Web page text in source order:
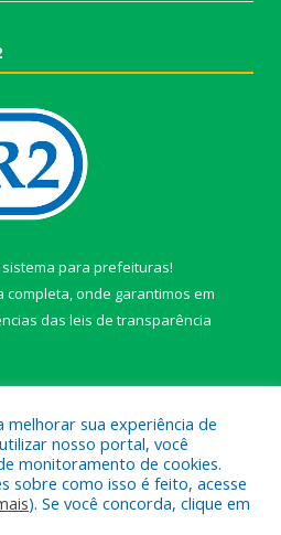
sistema para prefeituras!
completa, onde garantimos em
das leis de transparência
a câmara de Paragominas.
melhorar sua experiência de
nosso portal, você
monitoramento de cookies.
sobre como isso é feito, acesse
). Se você concorda, clique em